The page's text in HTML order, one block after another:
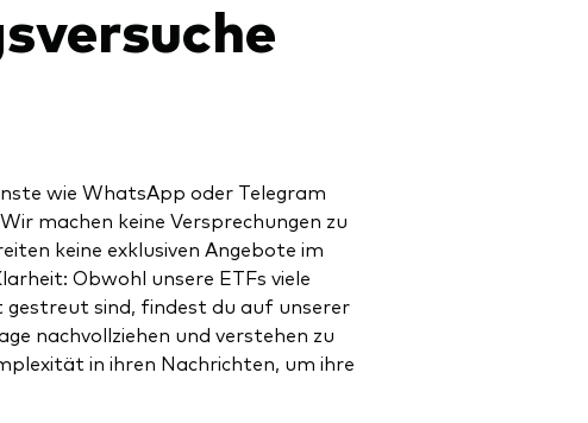
wie WhatsApp oder Telegram
machen keine Versprechungen zu
keine exklusiven Angebote im
Obwohl unsere ETFs viele
sind, findest du auf unserer
nachvollziehen und verstehen zu
in ihren Nachrichten, um ihre